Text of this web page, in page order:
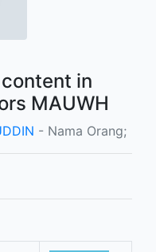
in
MAUWH
- Nama Orang;